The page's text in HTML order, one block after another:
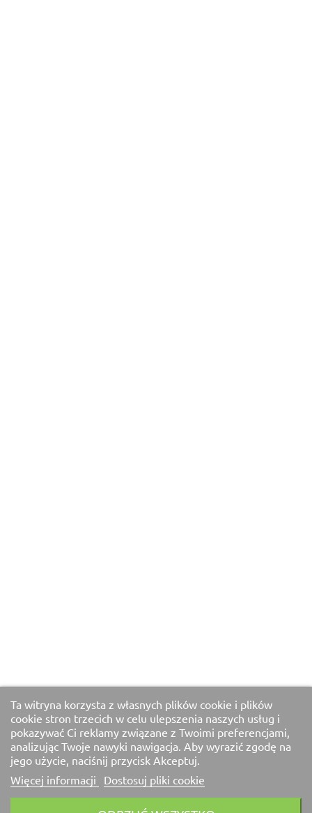
Ta witryna korzysta z własnych plików cookie i plików
cookie stron trzecich w celu ulepszenia naszych usług i
pokazywać Ci reklamy związane z Twoimi preferencjami,
analizując Twoje nawyki nawigacja. Aby wyrazić zgodę na
jego użycie, naciśnij przycisk Akceptuj.
Więcej informacji
Dostosuj pliki cookie